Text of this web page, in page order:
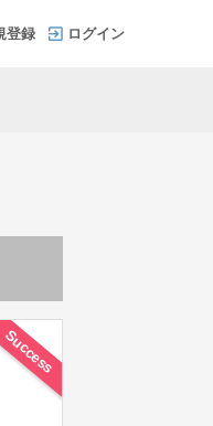
登録 ログイン
Success